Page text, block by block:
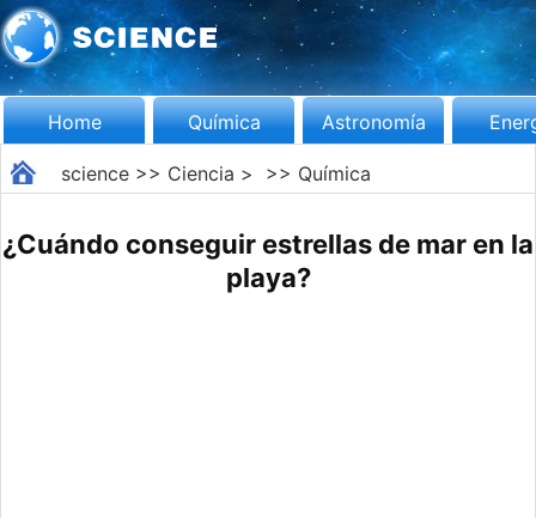
Home Química Astronomía
science>> Ciencia > >> Química
¿Cuándo conseguir estrellas de mar en la
playa?